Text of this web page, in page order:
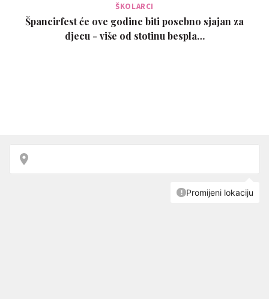
ŠKOLARCI
Špancirfest će ove godine biti posebno sjajan za
djecu - više od stotinu bespla…